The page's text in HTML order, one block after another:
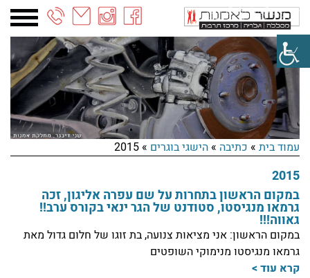
03-
6887090
עמוד בית » כתיבה »הישגי בוגרים »
2015
2015
במקום הראשון בתחרות על שם עפרה אליגון, זכה
גרמאו מנגיסטו, סטודנט של הגר ינאי בקורס ערב!!
גאווה!!!
במקום הראשון: אני מציאות צנועה, בת זוגו של חלום גדול מאת
גרמאו מנגיסטו מנימוקי השופטים
קרא עוד >